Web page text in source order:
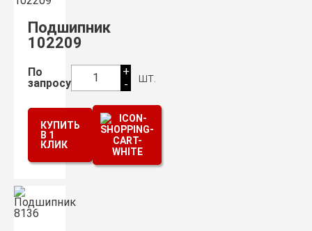
Подшипник
102209
По
запросу
1
+
-
шт.
КУПИТЬ
В 1
КЛИК